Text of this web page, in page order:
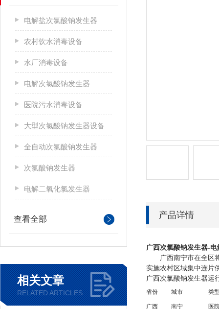
电解盐次氯酸钠发生器
农村饮水消毒设备
水厂消毒设备
电解次氯酸钠发生器
医院污水消毒设备
大型次氯酸钠发生器设备
全自动次氯酸钠发生器
次氯酸钠发生器
电解二氧化氯发生器
查看全部
相关文章
RELATED ARTICLES
产品详情
广西次氯酸钠发生器-
广西南宁市在全区将
实施农村区域集中连片
广西次氯酸钠发生器运
省份 城市 类
广西 南宁
医